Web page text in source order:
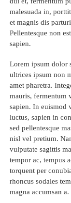
malesuada in,
et magnis dis
Pellentesque non
sapien.
Lorem ipsum dolor
ultrices ipsum non
amet pharetra.
mauris, fermentum
sapien. In euismod
luctus, sapien in
sed pellentesque
nisl vel pretium.
vulputate sagittis
tempor ac, tempus
torquent per
rhoncus sodales
magna accumsan a.